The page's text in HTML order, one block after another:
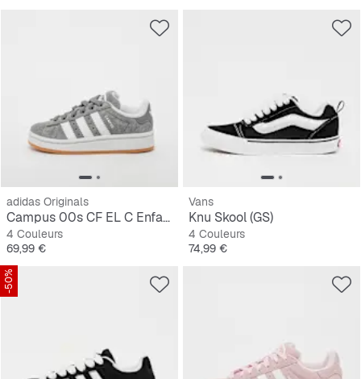
adidas Originals
Campus 00s CF EL C Enfants
4 Couleurs
Prix
69,99 €
Vans
Knu Skool (GS)
4 Couleurs
Prix
74,99 €
-50%